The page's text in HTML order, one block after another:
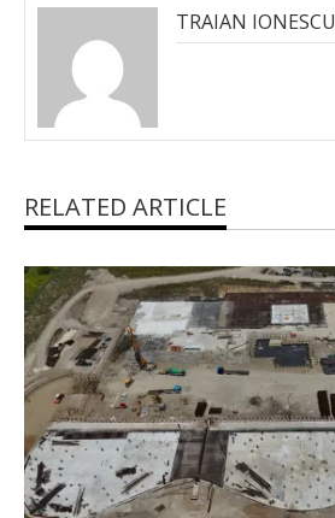
TRAIAN IONESCU
RELATED ARTICLE